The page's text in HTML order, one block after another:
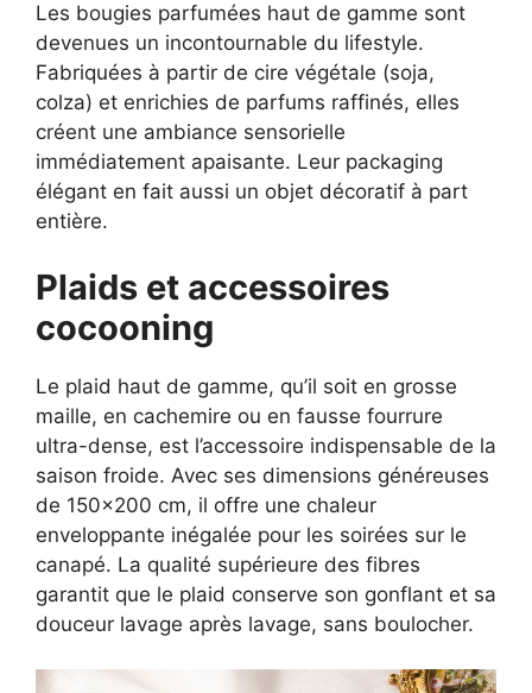
Les bougies parfumées haut de gamme sont
devenues un incontournable du lifestyle.
Fabriquées à partir de cire végétale (soja,
colza) et enrichies de parfums raffinés, elles
créent une ambiance sensorielle
immédiatement apaisante. Leur packaging
élégant en fait aussi un objet décoratif à part
entière.
Plaids et accessoires
cocooning
Le plaid haut de gamme, qu’il soit en grosse
maille, en cachemire ou en fausse fourrure
ultra-dense, est l’accessoire indispensable de la
saison froide. Avec ses dimensions généreuses
de 150×200 cm, il offre une chaleur
enveloppante inégalée pour les soirées sur le
canapé. La qualité supérieure des fibres
garantit que le plaid conserve son gonflant et sa
douceur lavage après lavage, sans boulocher.